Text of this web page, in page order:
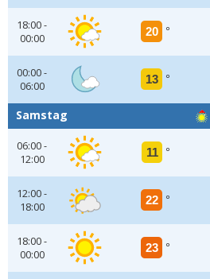
18:00 -
00:00
20 °
00:00 -
06:00
13 °
Samstag
06:00 -
12:00
11 °
12:00 -
18:00
22 °
18:00 -
00:00
23 °